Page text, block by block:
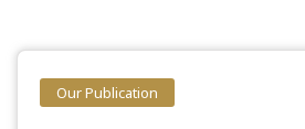
Our Publication